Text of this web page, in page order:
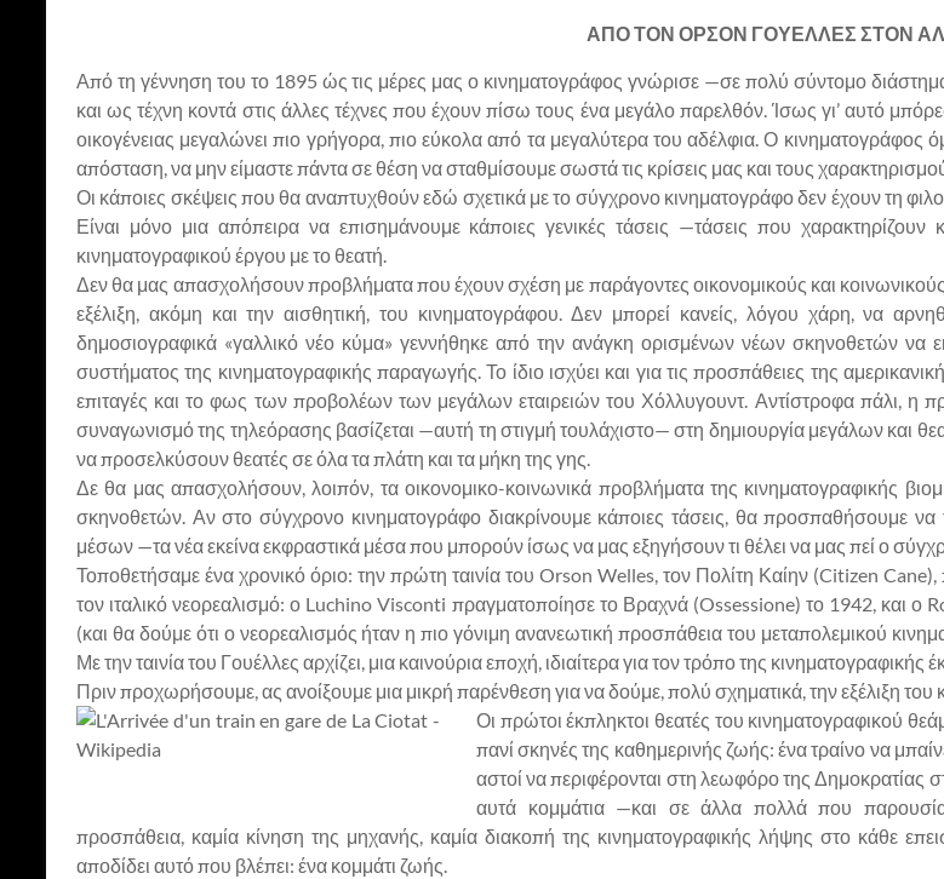
ΑΠΟ ΤΟΝ ΟΡΣΟΝ ΓΟΥΕΛΛΕΣ ΣΤΟΝ
Από τη γέννηση του το 1895 ώς τις μέρες μας ο κινηματογράφος γνώρισε —σε πολύ σύντομο
και ως τέχνη κοντά στις άλλες τέχνες που έχουν πίσω τους ένα μεγάλο παρελθόν. Ίσως γι’ αυτό
οικογένειας μεγαλώνει πιο γρήγορα, πιο εύκολα από τα μεγαλύτερα του αδέλφια. Ο
απόσταση, να μην είμαστε πάντα σε θέση να σταθμίσουμε σωστά τις κρίσεις μας και τους
Οι κάποιες σκέψεις που θα αναπτυχθούν εδώ σχετικά με το σύγχρονο κινηματογράφο δεν έχουν τη
Είναι μόνο μια απόπειρα να επισημάνουμε κάποιες γενικές τάσεις —τάσεις που
κινηματογραφικού έργου με το θεατή.
Δεν θα μας απασχολήσουν προβλήματα που έχουν σχέση με παράγοντες οικονομικούς και
εξέλιξη, ακόμη και την αισθητική, του κινηματογράφου. Δεν μπορεί κανείς, λόγου χάρη, να
δημοσιογραφικά «γαλλικό νέο κύμα» γεννήθηκε από την ανάγκη ορισμένων νέων σκηνοθετών να
συστήματος της κινηματογραφικής παραγωγής. Το ίδιο ισχύει και για τις προσπάθειες της
επιταγές και το φως των προβολέων των μεγάλων εταιρειών του Χόλλυγουντ. Αντίστροφα πάλι, η
συναγωνισμό της τηλεόρασης βασίζεται —αυτή τη στιγμή τουλάχιστο— στη δημιουργία μεγάλων
να προσελκύσουν θεατές σε όλα τα πλάτη και τα μήκη της γης.
Δε θα μας απασχολήσουν, λοιπόν, τα οικονομικο-κοινωνικά προβλήματα της κινηματογραφικής
σκηνοθετών. Αν στο σύγχρονο κινηματογράφο διακρίνουμε κάποιες τάσεις, θα προσπαθήσουμε να
μέσων —τα νέα εκείνα εκφραστικά μέσα που μπορούν ίσως να μας εξηγήσουν τι θέλει να μας πεί ο
Τοποθετήσαμε ένα χρονικό όριο: την πρώτη ταινία του Orson Welles, τον Πολίτη Καίην (Citizen
τον ιταλικό νεορεαλισμό: ο Luchino Visconti πραγματοποίησε το Βραχνά (Ossessione) το 1942,
(και θα δούμε ότι ο νεορεαλισμός ήταν η πιο γόνιμη ανανεωτική προσπάθεια του μεταπολεμικού
Με την ταινία του Γουέλλες αρχίζει, μια καινούρια εποχή, ιδιαίτερα για τον τρόπο της
Πριν προχωρήσουμε, ας ανοίξουμε μια μικρή παρένθεση για να δούμε, πολύ σχηματικά, την εξέλιξη
Οι πρώτοι έκπληκτοι θεατές του κινηματογραφικού
πανί σκηνές της καθημερινής ζωής: ένα τραίνο να
αστοί να περιφέρονται στη λεωφόρο της
αυτά κομμάτια —και σε άλλα πολλά που
προσπάθεια, καμία κίνηση της μηχανής, καμία διακοπή της κινηματογραφικής λήψης στο κάθε
αποδίδει αυτό που βλέπει: ένα κομμάτι ζωής.